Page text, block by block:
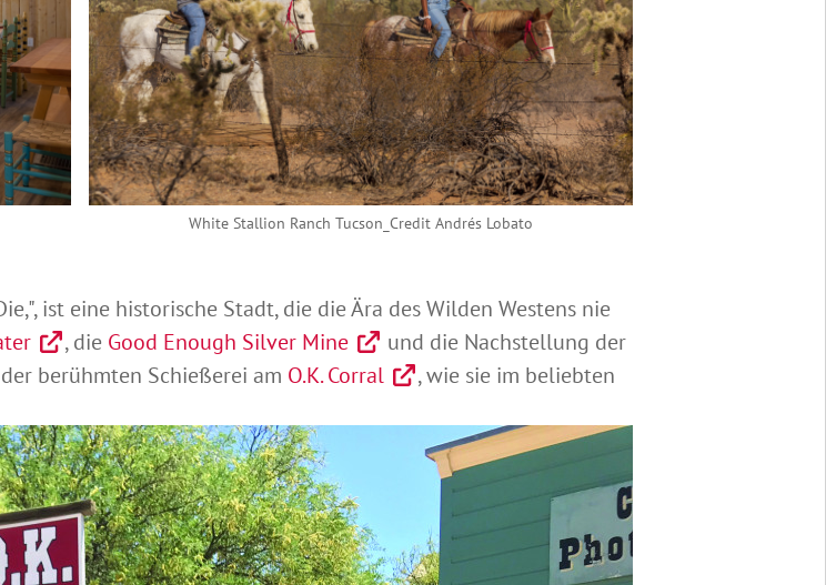
White Stallion Ranch Tucson_Credit Andrés Lobato
ist eine historische Stadt, die die Ära des Wilden Westens nie
, die Good Enough Silver Mine
und die Nachstellung der
berühmten Schießerei am O.K. Corral
, wie sie im beliebten